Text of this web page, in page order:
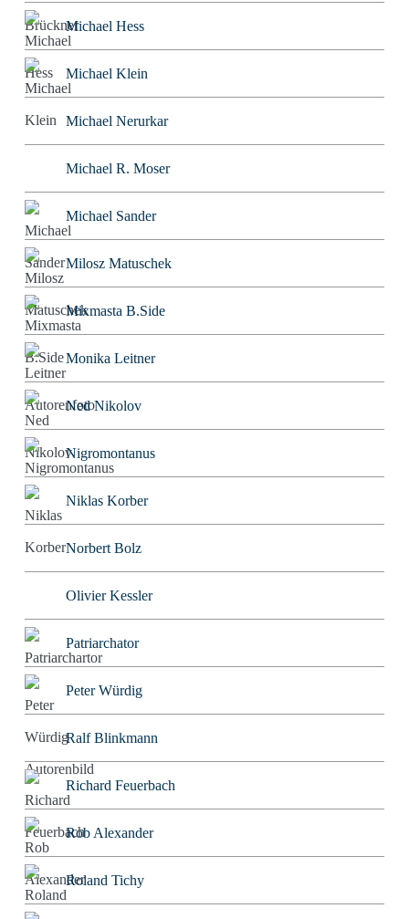
Michael Hess
Michael Klein
Michael Nerurkar
Michael R. Moser
Michael Sander
Milosz Matuschek
Mixmasta B.Side
Monika Leitner
Ned Nikolov
Nigromontanus
Niklas Korber
Norbert Bolz
Olivier Kessler
Patriarchator
Peter Würdig
Ralf Blinkmann
Richard Feuerbach
Rob Alexander
Roland Tichy